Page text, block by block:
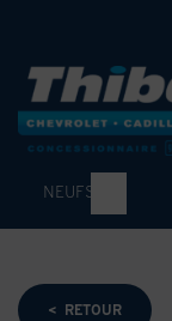
NEUFS
< RETOUR